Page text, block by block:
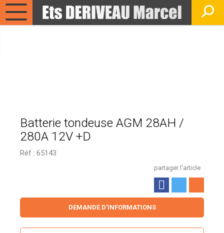
Batterie tondeuse AGM 28AH /
280A 12V +D
Réf : 65143
partager l'article
DEMANDE D'INFORMATIONS